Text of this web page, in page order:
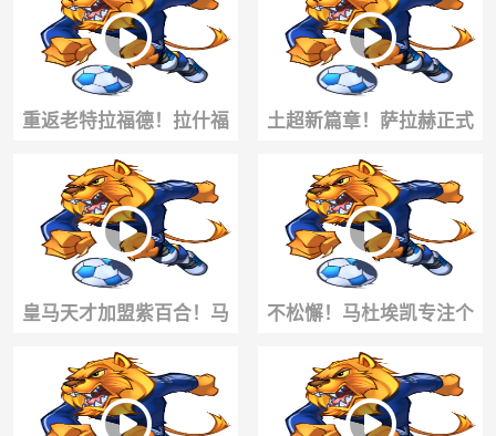
粉色！
队胜利
重返老特拉福德！拉什福
德已回到了曼联！能否重
新找回巅峰状态？
土超新篇章！萨拉赫正式
亮相特拉布宗！数万球迷
狂热迎接震撼现场
皇马天才加盟紫百合！马
斯坦托诺抵达佛罗伦萨，
收获球迷狂热追捧
不松懈！马杜埃凯专注个
人训练！新赛季期待大放
异彩！